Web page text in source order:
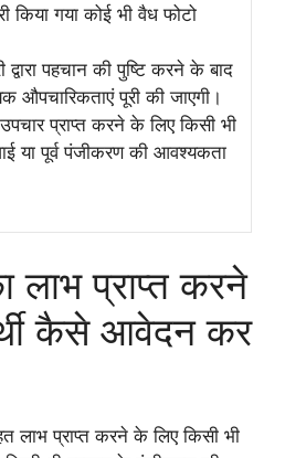
किया गया कोई भी वैध फोटो
पहचान की पुष्टि करने के बाद
पूरी की जाएगी।
प्राप्त करने के लिए किसी भी
या पूर्व पंजीकरण की आवश्यकता
लाभ प्राप्त करने
कैसे आवेदन कर
लाभ प्राप्त करने के लिए किसी भी